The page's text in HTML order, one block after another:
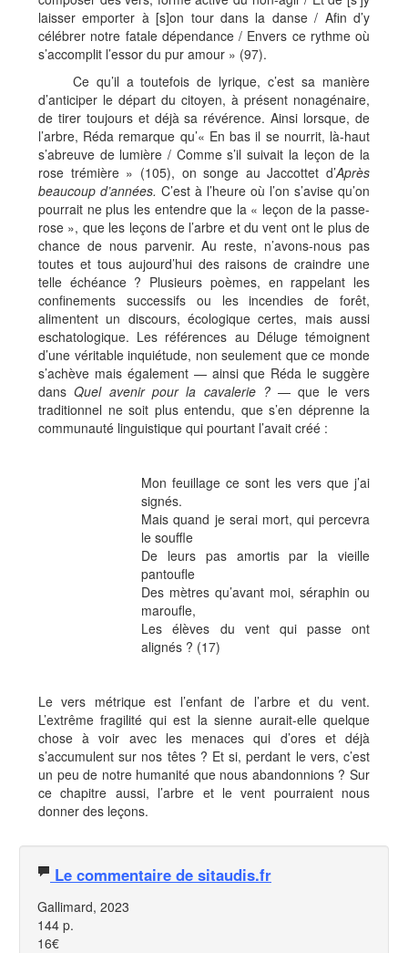
laisser emporter à [s]on tour dans la danse / Afin d’y
célébrer notre fatale dépendance / Envers ce rythme où
s’accomplit l’essor du pur amour » (97).
Ce qu’il a toutefois de lyrique, c’est sa manière
d’anticiper le départ du citoyen, à présent nonagénaire,
de tirer toujours et déjà sa révérence. Ainsi lorsque, de
l’arbre, Réda remarque qu’« En bas il se nourrit, là-haut
s’abreuve de lumière / Comme s’il suivait la leçon de la
rose trémière » (105), on songe au Jaccottet d’Après
beaucoup d’années. C’est à l’heure où l’on s’avise qu’on
pourrait ne plus les entendre que la « leçon de la passe-
rose », que les leçons de l’arbre et du vent ont le plus de
chance de nous parvenir. Au reste, n’avons-nous pas
toutes et tous aujourd’hui des raisons de craindre une
telle échéance ? Plusieurs poèmes, en rappelant les
confinements successifs ou les incendies de forêt,
alimentent un discours, écologique certes, mais aussi
eschatologique. Les références au Déluge témoignent
d’une véritable inquiétude, non seulement que ce monde
s’achève mais également — ainsi que Réda le suggère
dansQuel avenir pour la cavalerie ?— que le vers
traditionnel ne soit plus entendu, que s’en déprenne la
communauté linguistique qui pourtant l’avait créé :
Mon feuillage ce sont les vers que j’ai
signés.
Mais quand je serai mort, qui percevra
le souffle
De leurs pas amortis par la vieille
pantoufle
Des mètres qu’avant moi, séraphin ou
maroufle,
Les élèves du vent qui passe ont
alignés ? (17)
Le vers métrique est l’enfant de l’arbre et du vent.
L’extrême fragilité qui est la sienne aurait-elle quelque
chose à voir avec les menaces qui d’ores et déjà
s’accumulent sur nos têtes ? Et si, perdant le vers, c’est
un peu de notre humanité que nous abandonnions ? Sur
ce chapitre aussi, l’arbre et le vent pourraient nous
donner des leçons.
Le commentaire de sitaudis.fr
Gallimard, 2023
144 p.
16€